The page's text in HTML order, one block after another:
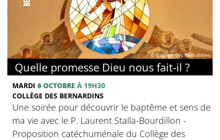
© Collège des Bernardins
Quelle promesse Dieu nous fait-il ?
MARDI 6 OCTOBRE À 19H30
COLLÈGE DES BERNARDINS
Une soirée pour découvrir le baptême et sens de
ma vie avec le P. Laurent Stalla-Bourdillon -
Proposition catéchuménale du Collège des